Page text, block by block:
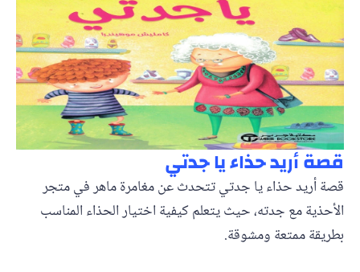
قصة أريد حذاء يا جدتي
قصة أريد حذاء يا جدتي تتحدث عن مغامرة ماهر في متجر
الأحذية مع جدته، حيث يتعلم كيفية اختيار الحذاء المناسب
بطريقة ممتعة ومشوقة.